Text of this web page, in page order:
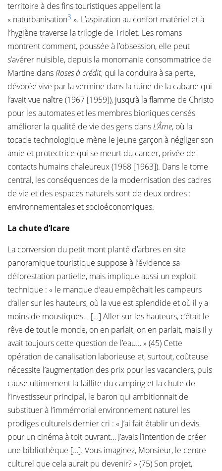
territoire à des fins touristiques appellent la
« naturbanisation3 ». L’aspiration au confort matériel et à
l’hygiène traverse la trilogie de Triolet. Les romans
montrent comment, poussée à l’obsession, elle peut
s’avérer nuisible, depuis la monomanie consommatrice de
Martine dansRoses à crédit, qui la conduira à sa perte,
dévorée vive par la vermine dans la ruine de la cabane qui
l’avait vue naître (1967 [1959]), jusqu’à la flamme de Christo
pour les automates et les membres bioniques censés
améliorer la qualité de vie des gens dansL’Âme, où la
tocade technologique mène le jeune garçon à négliger son
amie et protectrice qui se meurt du cancer, privée de
contacts humains chaleureux (1968 [1963]). Dans le tome
central, les conséquences de la modernisation des cadres
de vie et des espaces naturels sont de deux ordres :
environnementales et socioéconomiques.
La chute d’Icare
La conversion du petit mont planté d’arbres en site
panoramique touristique suppose à l’évidence sa
déforestation partielle, mais implique aussi un exploit
technique : « le manque d’eau empêchait les campeurs
d’aller sur les hauteurs, où la vue est splendide et où il y a
moins de moustiques… […] Aller sur les hauteurs, c’était le
rêve de tout le monde, on en parlait, on en parlait, mais il y
avait toujours cette question de l’eau… » (45) Cette
opération de canalisation laborieuse et, surtout, coûteuse
nécessite l’augmentation des prix pour les vacanciers, puis
cause ultimement la faillite du camping et la chute de
l’investisseur principal, le baron qui ambitionnait de
substituer à l’immémorial environnement naturel les
prodiges culturels dernier cri : « J’ai fait établir un devis
pour un cinéma à toit ouvrant… J’avais l’intention de créer
une bibliothèque […]. Vous imaginez, Monsieur, le centre
culturel que cela aurait pu devenir? » (75) Son projet,